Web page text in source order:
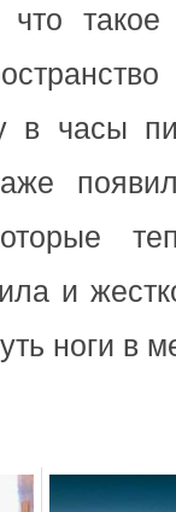
в часы
и
ноги в